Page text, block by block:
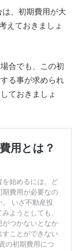
、初期費用が大
えておきましょ
合でも、この初
る事が求められ
ておきましょ